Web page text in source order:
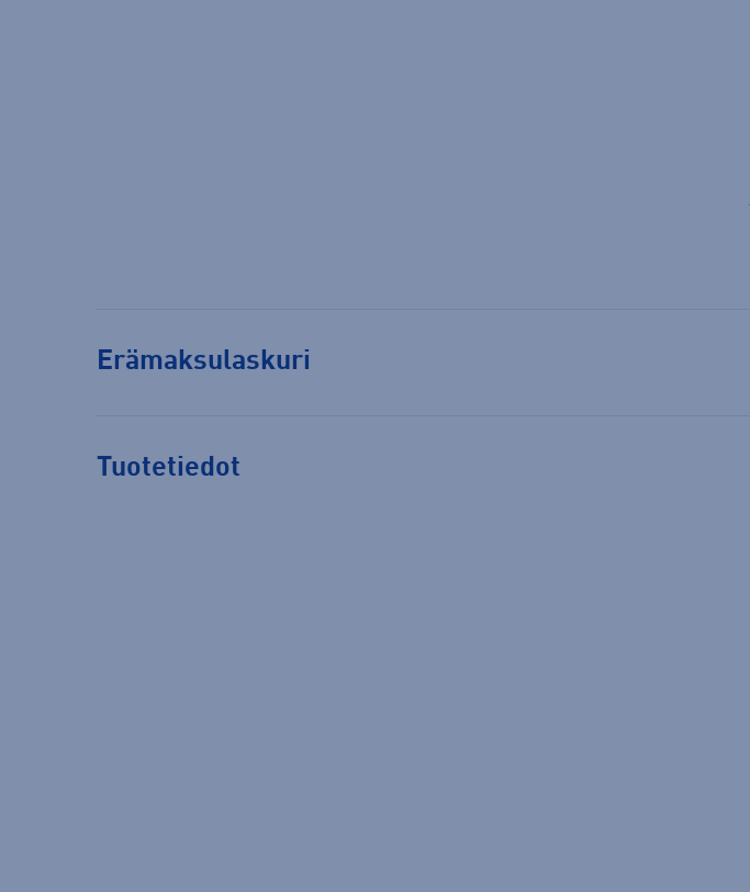
Erämaksulaskuri
Tuotetiedot